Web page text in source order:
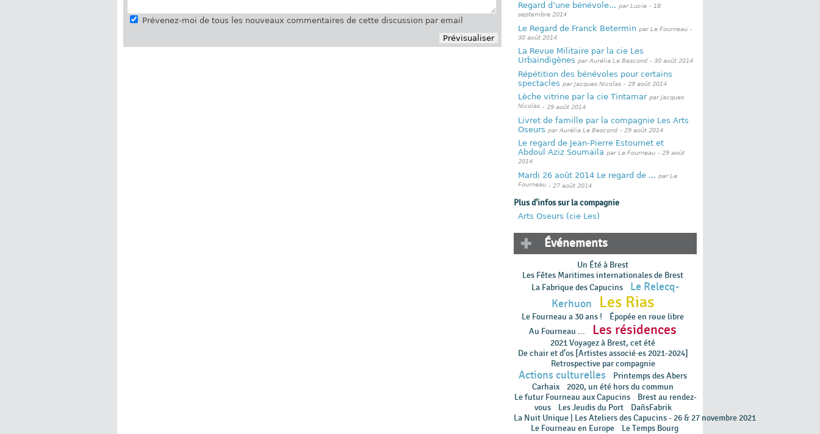
Prévenez-moi de tous les nouveaux commentaires de cette discussion par email
Regard d’une bénévole... par Lucie - 18
septembre 2014
Le Regard de Franck Betermin par Le Fourneau -
30 août 2014
La Revue Militaire par la cie Les
Urbaindigènes par Aurélia Le Bescond - 30 août 2014
Répétition des bénévoles pour certains
spectacles par Jacques Nicolas - 29 août 2014
Lèche vitrine par la cie Tintamar par Jacques
Nicolas - 29 août 2014
Livret de famille par la compagnie Les Arts
Oseurs par Aurélia Le Bescond - 29 août 2014
Le regard de Jean-Pierre Estournet et
Abdoul Aziz Soumaïla par Le Fourneau - 29 août
2014
Mardi 26 août 2014 Le regard de ... par Le
Fourneau - 27 août 2014
Plus d'infos sur la compagnie
Arts Oseurs (cie Les)
Événements
Un Été à Brest
Les Fêtes Maritimes internationales de Brest
La Fabrique des Capucins
Le Relecq-
Kerhuon
Les Rias
Le Fourneau a 30 ans !
Épopée en rɵue libre
Au Fourneau ...
Les résidences
2021 Voyagez à Brest, cet été
De chair et d’os [Artistes associé·es 2021-2024]
Retrospective par compagnie
Actions culturelles
Printemps des Abers
Carhaix
2020, un été hors du commun
Le futur Fourneau aux Capucins
Brest au rendez-
vous
Les Jeudis du Port
DañsFabrik
La Nuit Unique | Les Ateliers des Capucins - 26 & 27 novembre 2021
Le Fourneau en Europe
Le Temps Bourg